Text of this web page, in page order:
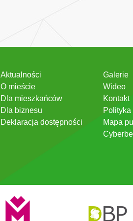
Aktualności
O mieście
Dla mieszkańców
Dla biznesu
Deklaracja dostępności
Galerie
Wideo
Kontakt
Mapa